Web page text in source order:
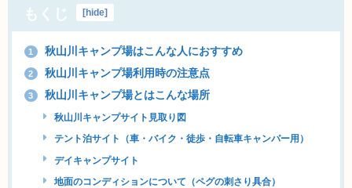
もくじ [hide]
1 秋山川キャンプ場はこんな人におすすめ
2 秋山川キャンプ場利用時の注意点
3 秋山川キャンプ場とはこんな場所
秋山川キャンプサイト見取り図
テント泊サイト（車・バイク・徒歩・自転車キャンパー用）
デイキャンプサイト
地面のコンディションについて（ペグの刺さり具合）